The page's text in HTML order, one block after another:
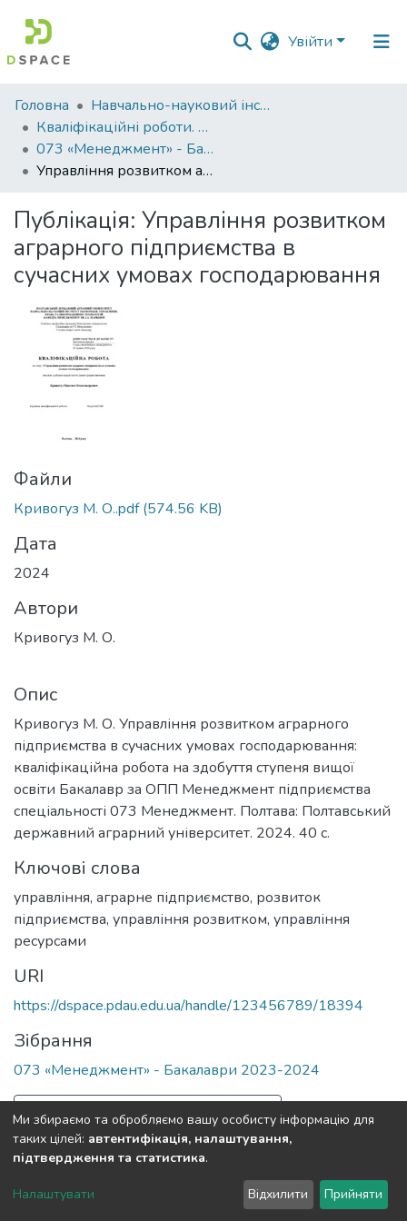
Увійти
Фонди
та
зібрання
Пошук за критеріями
Статистика
Головна
Навчально-науковий інститут економіки, управління, права та інформаційних технологій
Кваліфікаційні роботи. ННІ економіки, управління, права та ІТ
073 «Менеджмент» - Бакалаври 2023-2024
Управління розвитком аграрного підприємства в сучасних умовах господарювання
Публікація: Управління розвитком
аграрного підприємства в
сучасних умовах господарювання
Файли
Кривогуз М. О..pdf(574.56 KB)
Дата
2024
Автори
Кривогуз М. О.
Опис
Кривогуз М. О. Управління розвитком аграрного
підприємства в сучасних умовах господарювання:
кваліфікаційна робота на здобуття ступеня вищої
освіти Бакалавр за ОПП Менеджмент підприємства
спеціальності 073 Менеджмент. Полтава: Полтавський
державний аграрний університет. 2024. 40 с.
Ключові слова
управління, аграрне підприємство, розвиток
підприємства, управління розвитком, управління
ресурсами
URI
https://dspace.pdau.edu.ua/handle/123456789/18394
Зібрання
073 «Менеджмент» - Бакалаври 2023-2024
Повна інформація про документ
Полтавський державний аграрний університет
LYRASIS
Зворотній зв'язок
Ми збираємо та обробляємо вашу особисту інформацію для
таких цілей: автентифікація, налаштування,
підтвердження та статистика.
Налаштувати Відхилити Прийняти